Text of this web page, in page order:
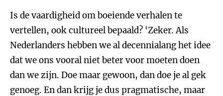
Is de vaardigheid om boeiende verhalen te
vertellen, ook cultureel bepaald? ‘Zeker. Als
Nederlanders hebben we al decennialang het idee
dat we ons vooral niet beter voor moeten doen
dan we zijn. Doe maar gewoon, dan doe je al gek
genoeg. En dan krijg je dus pragmatische, maar